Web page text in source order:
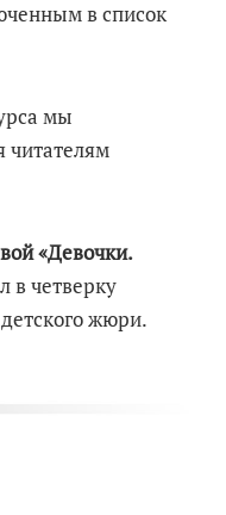
в список
мы
читателям
«Девочки.
в четверку
жюри.